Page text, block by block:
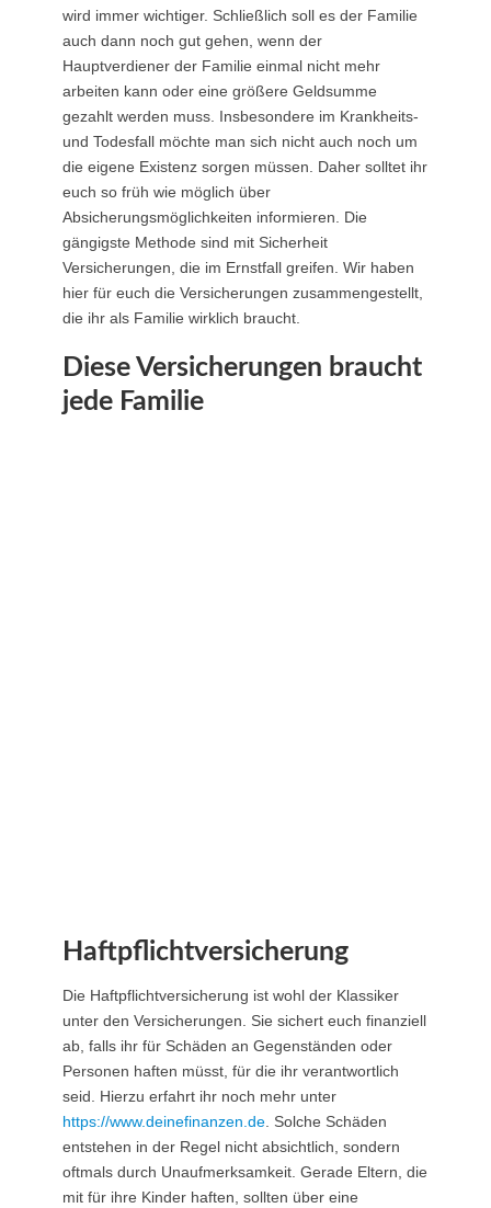
wird immer wichtiger. Schließlich soll es der Familie
auch dann noch gut gehen, wenn der
Hauptverdiener der Familie einmal nicht mehr
arbeiten kann oder eine größere Geldsumme
gezahlt werden muss. Insbesondere im Krankheits-
und Todesfall möchte man sich nicht auch noch um
die eigene Existenz sorgen müssen. Daher solltet ihr
euch so früh wie möglich über
Absicherungsmöglichkeiten informieren. Die
gängigste Methode sind mit Sicherheit
Versicherungen, die im Ernstfall greifen. Wir haben
hier für euch die Versicherungen zusammengestellt,
die ihr als Familie wirklich braucht.
Diese Versicherungen braucht
jede Familie
Haftpflichtversicherung
Die Haftpflichtversicherung ist wohl der Klassiker
unter den Versicherungen. Sie sichert euch finanziell
ab, falls ihr für Schäden an Gegenständen oder
Personen haften müsst, für die ihr verantwortlich
seid. Hierzu erfahrt ihr noch mehr unter
https://www.deinefinanzen.de. Solche Schäden
entstehen in der Regel nicht absichtlich, sondern
oftmals durch Unaufmerksamkeit. Gerade Eltern, die
mit für ihre Kinder haften, sollten über eine